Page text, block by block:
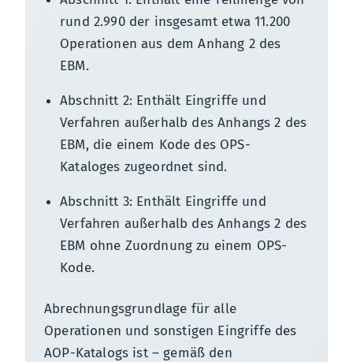
rund 2.990 der insgesamt etwa 11.200
Operationen aus dem Anhang 2 des
EBM.
Abschnitt 2: Enthält Eingriffe und
Verfahren außerhalb des Anhangs 2 des
EBM, die einem Kode des OPS-
Kataloges zugeordnet sind.
Abschnitt 3: Enthält Eingriffe und
Verfahren außerhalb des Anhangs 2 des
EBM ohne Zuordnung zu einem OPS-
Kode.
Abrechnungsgrundlage für alle
Operationen und sonstigen Eingriffe des
AOP-Katalogs ist – gemäß den